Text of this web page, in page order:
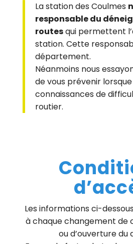
La station des Coulmes
responsable du
routesqui permettent
station. Cette
département.
Néanmoins nous
de vous prévenir
connaissances de
routier.
Les informations ci-
à chaque changement de
ou d’ouverture du